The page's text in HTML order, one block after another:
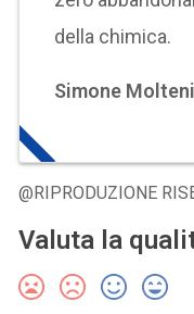
della chimica.
Simone Molteni
@RIPRODUZIONE
Valuta la